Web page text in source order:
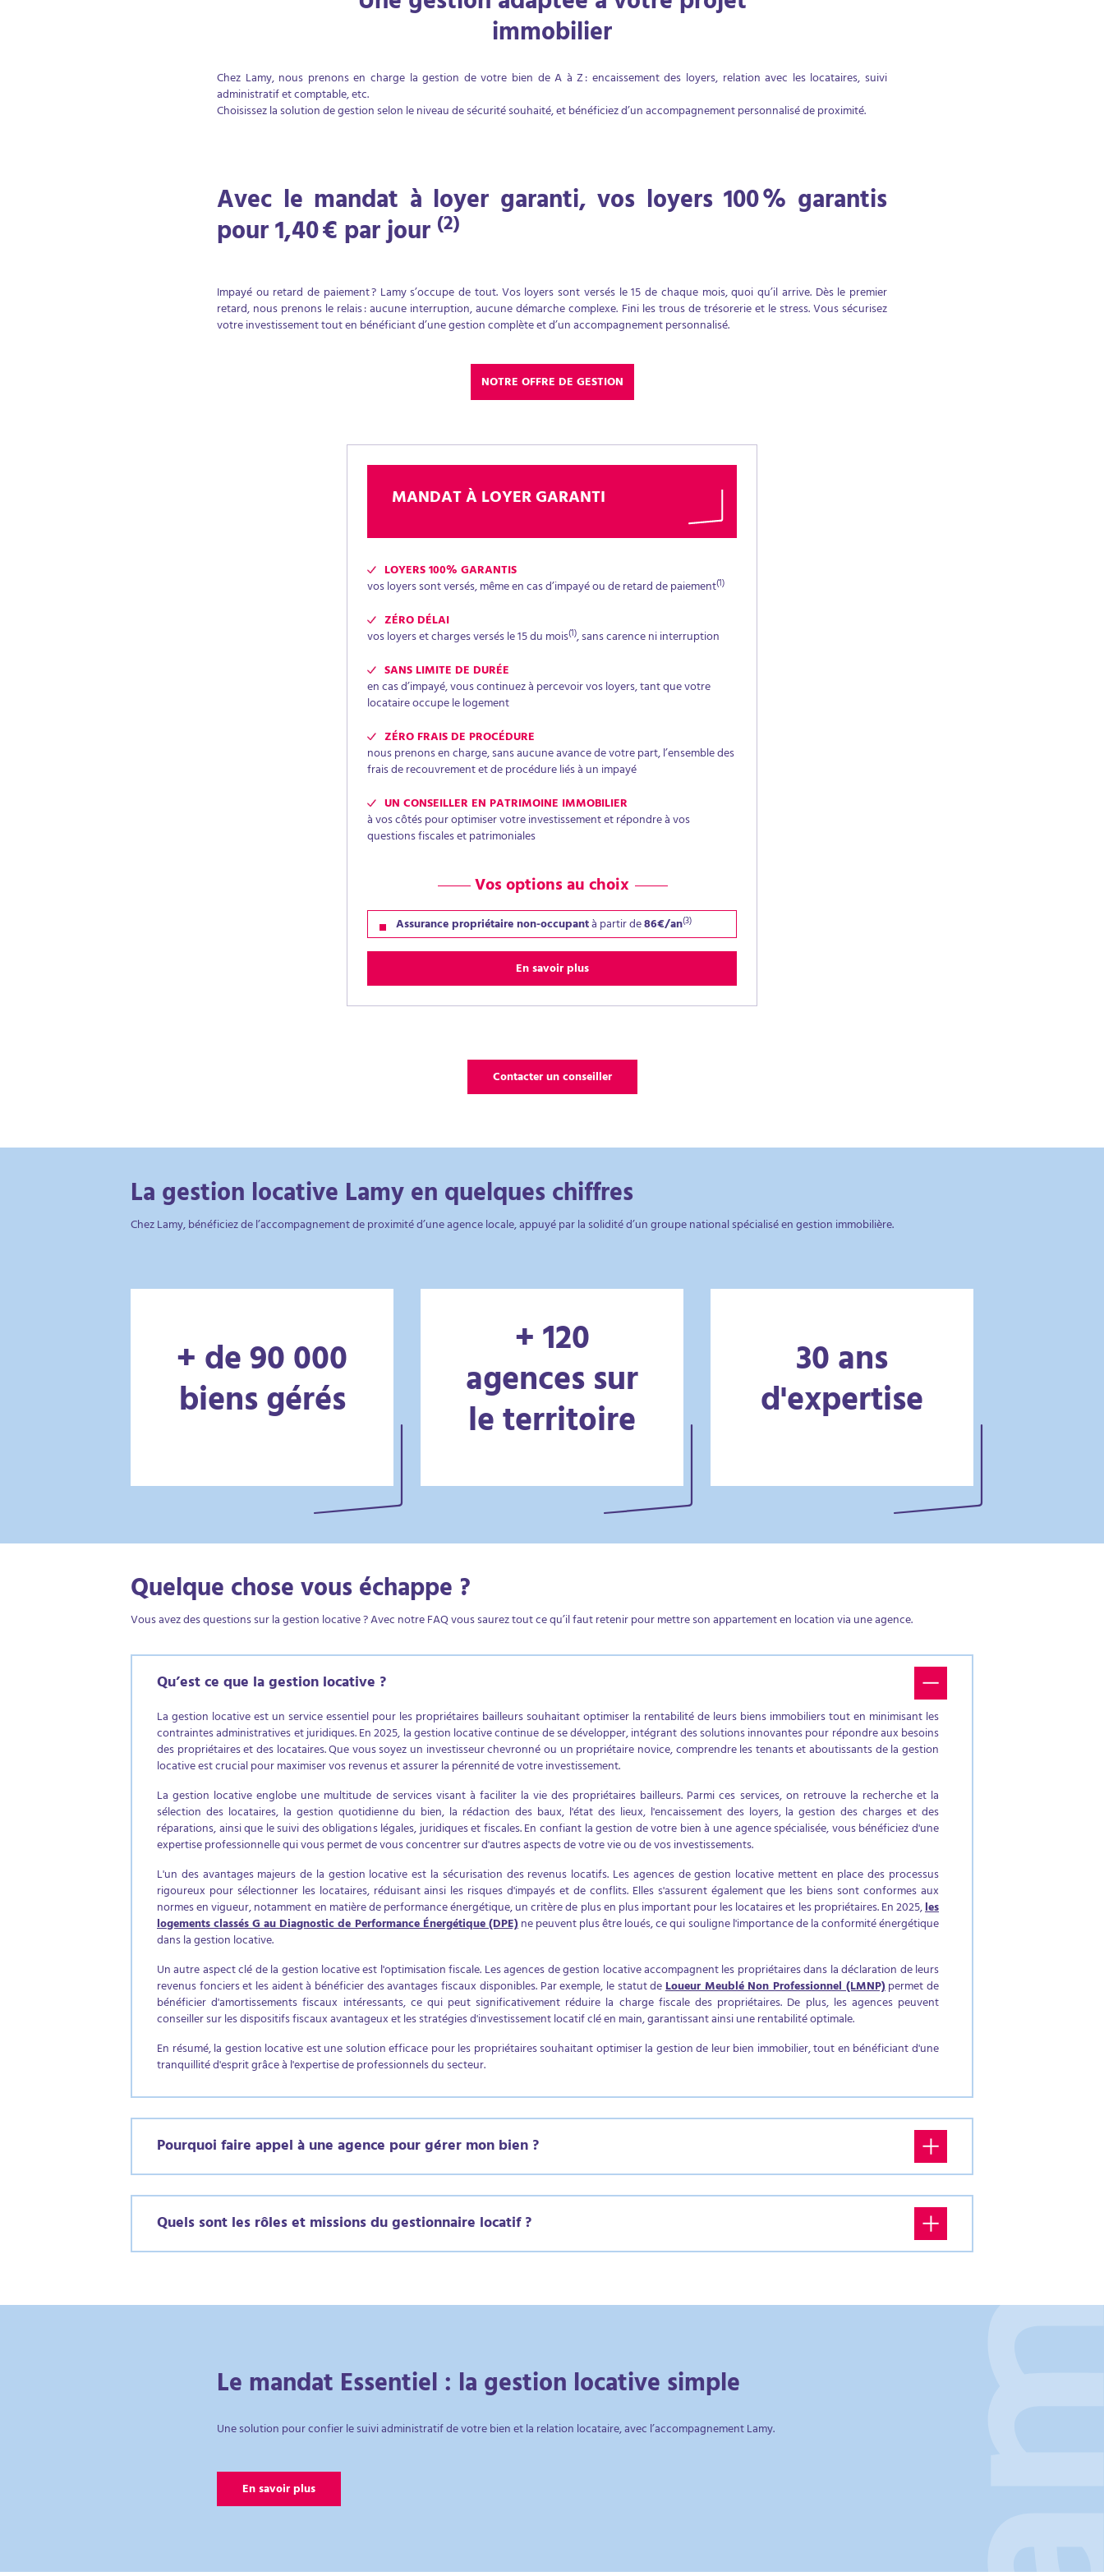
immobilier
Chez Lamy, nous prenons en charge la gestion de votre bien de A à Z : encaissement des loyers, relation avec les locataires, suivi
administratif et comptable, etc.
Choisissez la solution de gestion selon le niveau de sécurité souhaité, et bénéficiez d’un accompagnement personnalisé de proximité.
Avec le mandat à loyer garanti, vos loyers 100 % garantis
pour 1,40 € par jour (2)
Impayé ou retard de paiement ? Lamy s’occupe de tout. Vos loyers sont versés le 15 de chaque mois, quoi qu’il arrive. Dès le premier
retard, nous prenons le relais : aucune interruption, aucune démarche complexe. Fini les trous de trésorerie et le stress. Vous sécurisez
votre investissement tout en bénéficiant d’une gestion complète et d’un accompagnement personnalisé.
NOTRE OFFRE DE GESTION
MANDAT À LOYER GARANTI
LOYERS 100% GARANTIS
vos loyers sont versés, même en cas d’impayé ou de retard de paiement(1)
ZÉRO DÉLAI
vos loyers et charges versés le 15 du mois(1), sans carence ni interruption
SANS LIMITE DE DURÉE
en cas d’impayé, vous continuez à percevoir vos loyers, tant que votre
locataire occupe le logement
ZÉRO FRAIS DE PROCÉDURE
nous prenons en charge, sans aucune avance de votre part, l’ensemble des
frais de recouvrement et de procédure liés à un impayé
UN CONSEILLER EN PATRIMOINE IMMOBILIER
à vos côtés pour optimiser votre investissement et répondre à vos
questions fiscales et patrimoniales
Vos options au choix
Assurance propriétaire non-occupantà partir de86€/an(3)
En savoir plus
Contacter un conseiller
La gestion locative Lamy en quelques chiffres
Chez Lamy, bénéficiez de l’accompagnement de proximité d’une agence locale, appuyé par la solidité d’un groupe national spécialisé en gestion immobilière.
+ de 90 000
biens gérés
+ 120
agences sur
le territoire
30 ans
d'expertise
Quelque chose vous échappe ?
Vous avez des questions sur la gestion locative ? Avec notre FAQ vous saurez tout ce qu’il faut retenir pour mettre son appartement en location via une agence.
Qu’est ce que la gestion locative ?
La gestion locative est un service essentiel pour les propriétaires bailleurs souhaitant optimiser la rentabilité de leurs biens immobiliers tout en minimisant les
contraintes administratives et juridiques. En 2025, la gestion locative continue de se développer, intégrant des solutions innovantes pour répondre aux besoins
des propriétaires et des locataires. Que vous soyez un investisseur chevronné ou un propriétaire novice, comprendre les tenants et aboutissants de la gestion
locative est crucial pour maximiser vos revenus et assurer la pérennité de votre investissement.
La gestion locative englobe une multitude de services visant à faciliter la vie des propriétaires bailleurs. Parmi ces services, on retrouve la recherche et la
sélection des locataires, la gestion quotidienne du bien, la rédaction des baux, l'état des lieux, l'encaissement des loyers, la gestion des charges et des
réparations, ainsi que le suivi des obligations légales, juridiques et fiscales. En confiant la gestion de votre bien à une agence spécialisée, vous bénéficiez d'une
expertise professionnelle qui vous permet de vous concentrer sur d'autres aspects de votre vie ou de vos investissements.
L'un des avantages majeurs de la gestion locative est la sécurisation des revenus locatifs. Les agences de gestion locative mettent en place des processus
rigoureux pour sélectionner les locataires, réduisant ainsi les risques d'impayés et de conflits. Elles s'assurent également que les biens sont conformes aux
normes en vigueur, notamment en matière de performance énergétique, un critère de plus en plus important pour les locataires et les propriétaires. En 2025,les
logements classés G au Diagnostic de Performance Énergétique (DPE)ne peuvent plus être loués, ce qui souligne l'importance de la conformité énergétique
dans la gestion locative.
Un autre aspect clé de la gestion locative est l'optimisation fiscale. Les agences de gestion locative accompagnent les propriétaires dans la déclaration de leurs
revenus fonciers et les aident à bénéficier des avantages fiscaux disponibles. Par exemple, le statut deLoueur Meublé Non Professionnel (LMNP)permet de
bénéficier d'amortissements fiscaux intéressants, ce qui peut significativement réduire la charge fiscale des propriétaires. De plus, les agences peuvent
conseiller sur les dispositifs fiscaux avantageux et les stratégies d'investissement locatif clé en main, garantissant ainsi une rentabilité optimale.
En résumé, la gestion locative est une solution efficace pour les propriétaires souhaitant optimiser la gestion de leur bien immobilier, tout en bénéficiant d'une
tranquillité d'esprit grâce à l'expertise de professionnels du secteur.
Pourquoi faire appel à une agence pour gérer mon bien ?
Quels sont les rôles et missions du gestionnaire locatif ?
Le mandat Essentiel : la gestion locative simple
Une solution pour confier le suivi administratif de votre bien et la relation locataire, avec l’accompagnement Lamy.
En savoir plus